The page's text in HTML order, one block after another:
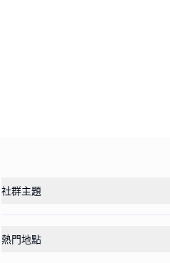
社群主題
熱門地點